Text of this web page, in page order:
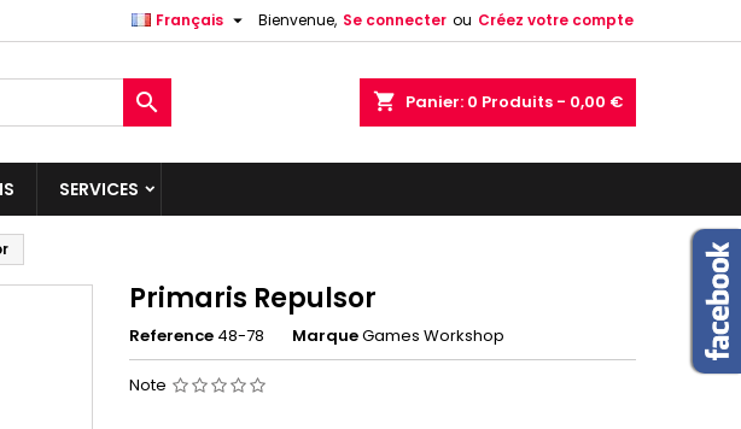
Bienvenue, Se connecter ou Créez votre compte
Français 
shopping_cart Panier: 0 Produits - 0,00 €

SERVICES
Primaris Repulsor
Reference 48-78 MarqueGames Workshop
Note